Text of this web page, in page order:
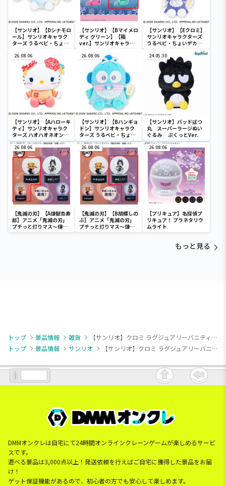
【サンリオ】【Dシナモロ
ール】サンリオキャラク
ターズ うるベビ・ちょい
【サンリオ】【Bマイメロ
ディ グリーン】【箱
ver.】サンリオキャラク
SOFVIMATES～マイメロ
ディ マーメイドver. ～
【サンリオ】【Eクロミ】
サンリオキャラクターズ
うるベビ・ちょいデカド
26.08.06
【サンリオ】【Aハローキ
ティ】サンリオキャラク
ターズ ハオハオネオンタ
ウンドールBIGタイプ1
26.08.06
【サンリオ】【Bハンギョ
ドン】サンリオキャラク
ターズ うるベビ・ちょい
デカドール
24.05.30
【サンリオ】バッドばつ
丸 スーパーラージぬい
ぐるみ ぷくっとVer.
26.08.06
【鬼滅の刃】【A煉獄杏寿
郎】アニメ「鬼滅の刃」
プチっと灯りマス～煉獄
杏寿郎・胡蝶しのぶ～
26.08.06
【鬼滅の刃】【B胡蝶しの
ぶ】アニメ「鬼滅の刃」
プチっと灯りマス～煉獄
杏寿郎・胡蝶しのぶ～
26.08.06
【プリキュア】名探偵プ
リキュア！ プラネタリウ
ムライト
もっと見る
トップ 景品情報 雑貨
【サンリオ】クロミ ラグジュアリーバニティポーチ
トップ
景品情報 サンリオ 【サンリオ】クロミ ラグジュアリーバニティポーチ
DMMオンクレは自宅にて24時間オンラインクレーンゲームが楽しめるサービ
スです。
遊べる景品は3,000点以上！発送依頼を行えばご自宅に獲得した景品をお届
け！
ゲット保証機能があるので、初心者の方でも安心して楽しめます。